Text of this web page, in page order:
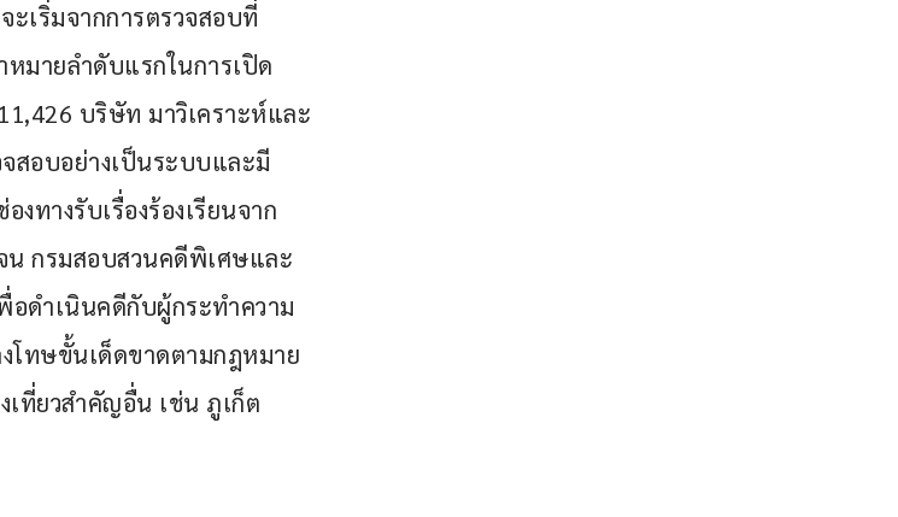
เริ่มจากการตรวจสอบที่
มายลำดับแรกในการเปิด
บริษัท มาวิเคราะห์และ
สอบอย่างเป็นระบบและมี
ทางรับเรื่องร้องเรียนจาก
กรมสอบสวนคดีพิเศษและ
อดำเนินคดีกับผู้กระทำความ
โทษขั้นเด็ดขาดตามกฎหมาย
ที่ยวสำคัญอื่น เช่น ภูเก็ต